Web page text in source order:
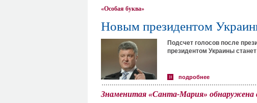
«Особая буква»
Новым президентом
Подсчет голосов после
президентом Украины
подробнее
Знаменитая «Санта-Мария» обнаружена